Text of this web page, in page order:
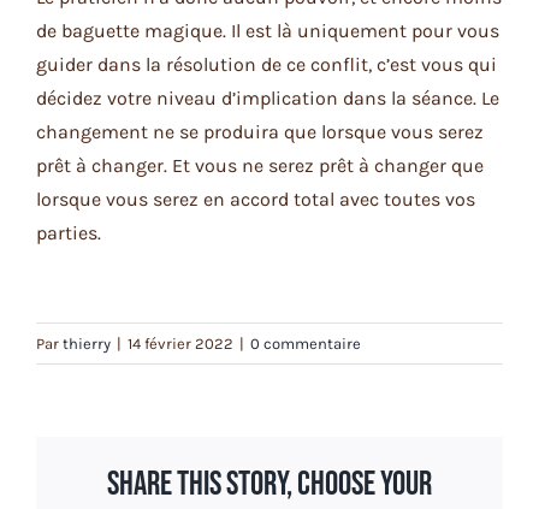
de baguette magique. Il est là uniquement pour vous
guider dans la résolution de ce conflit, c’est vous qui
décidez votre niveau d’implication dans la séance. Le
changement ne se produira que lorsque vous serez
prêt à changer. Et vous ne serez prêt à changer que
lorsque vous serez en accord total avec toutes vos
parties.
Par thierry | 14 février 2022 | 0 commentaire
Share This Story, Choose Your